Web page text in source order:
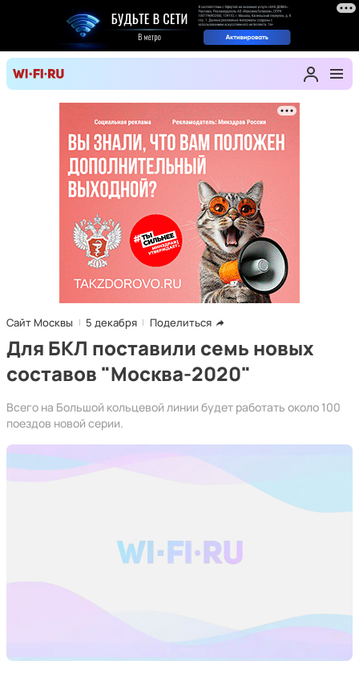
Сайт Москвы 5 декабря Поделиться
Для БКЛ поставили семь новых
составов "Москва-2020"
Всего на Большой кольцевой линии будет работать около 100
поездов новой серии.